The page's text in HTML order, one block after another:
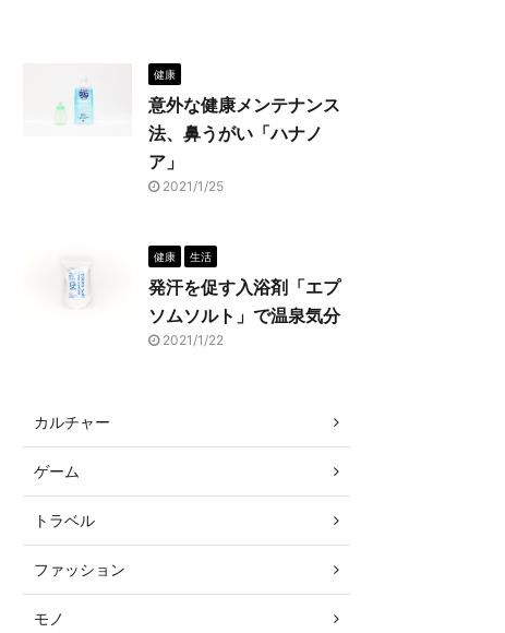
健康
意外な健康メンテナンス
法、鼻うがい「ハナノ
ア」
2021/1/25
健康 生活
発汗を促す入浴剤「エプ
ソムソルト」で温泉気分
2021/1/22
カルチャー
ゲーム
トラベル
ファッション
モノ